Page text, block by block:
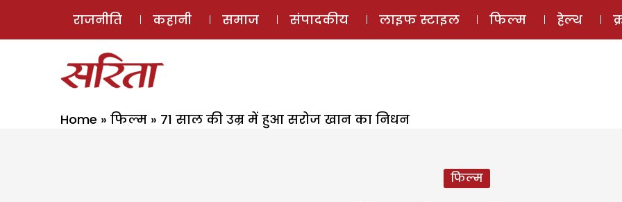
ई-मैगज़ीन
राजनीति कहानी समाज संपादकीय लाइफ स्टाइल फिल्म हेल्थ
Home » फिल्म » 71 साल की उम्र में हुआ सरोज खान का निधन
फिल्म